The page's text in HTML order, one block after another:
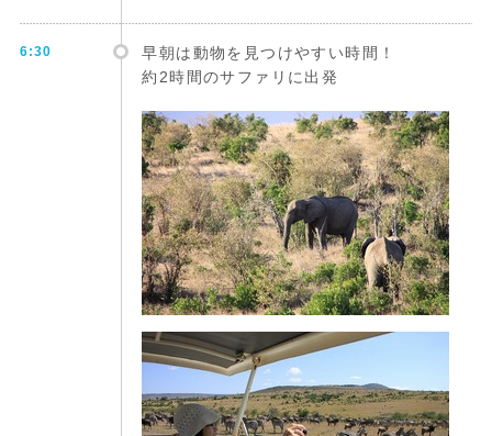
6:30
早朝は動物を見つけやすい時間！
約2時間のサファリに出発